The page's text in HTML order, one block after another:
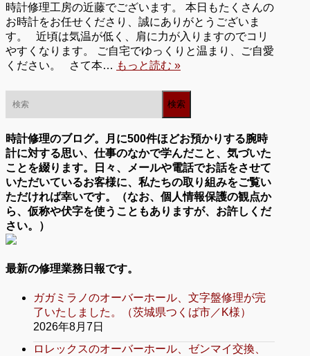
時計修理工房の近藤でございます。 本日もたくさんの
お時計をお任せくださり、誠にありがとうございま
す。 近頃は気温が低く、肩に力が入りますのでコリ
やすくなります。 ご自宅でゆっくりと温まり、ご自愛
ください。 さて本… もっと読む »
時計修理のブログ。月に500件ほどお預かりする腕時
計に対する思い、仕事のなかで学んだこと、気づいた
ことを綴ります。日々、メールや電話でお話をさせて
いただいているお客様に、私たちの取り組みをご覧い
ただければ幸いです。（なお、個人情報保護の観点か
ら、仮称や伏字を使うこともありますが、お許しくだ
さい。）
最新の修理業務日報です。
ガガミラノのオーバーホール、文字盤修理が完
了いたしました。（茨城県つくば市／K様）
2026年8月7日
ロレックスのオーバーホール、ゼンマイ交換、